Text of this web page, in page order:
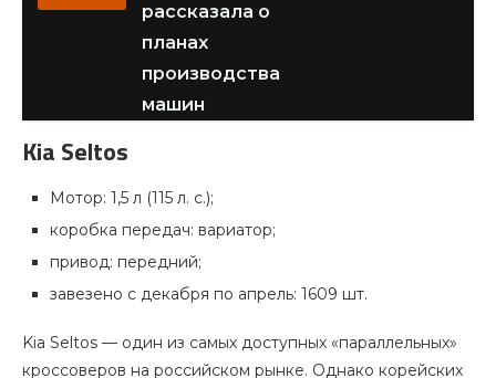
рассказала о
планах
производства
машин
Kia Seltos
Мотор: 1,5 л (115 л. с.);
коробка передач: вариатор;
привод: передний;
завезено с декабря по апрель: 1609 шт.
Kia Seltos — один из самых доступных «параллельных»
кроссоверов на российском рынке. Однако корейских